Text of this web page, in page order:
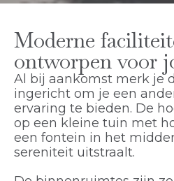
Moderne
ontworpen voor
Al bij aankomst merk je
ingericht om je een
ervaring te bieden. De
op een kleine tuin met
een fontein in het
sereniteit uitstraalt.